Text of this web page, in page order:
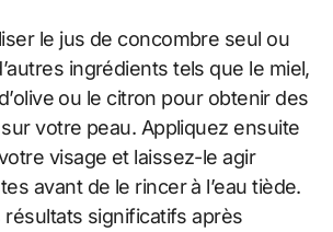
le jus de concombre seul ou
ingrédients tels que le miel,
ou le citron pour obtenir des
votre peau. Appliquez ensuite
visage et laissez-le agir
avant de le rincer à l’eau tiède.
significatifs après